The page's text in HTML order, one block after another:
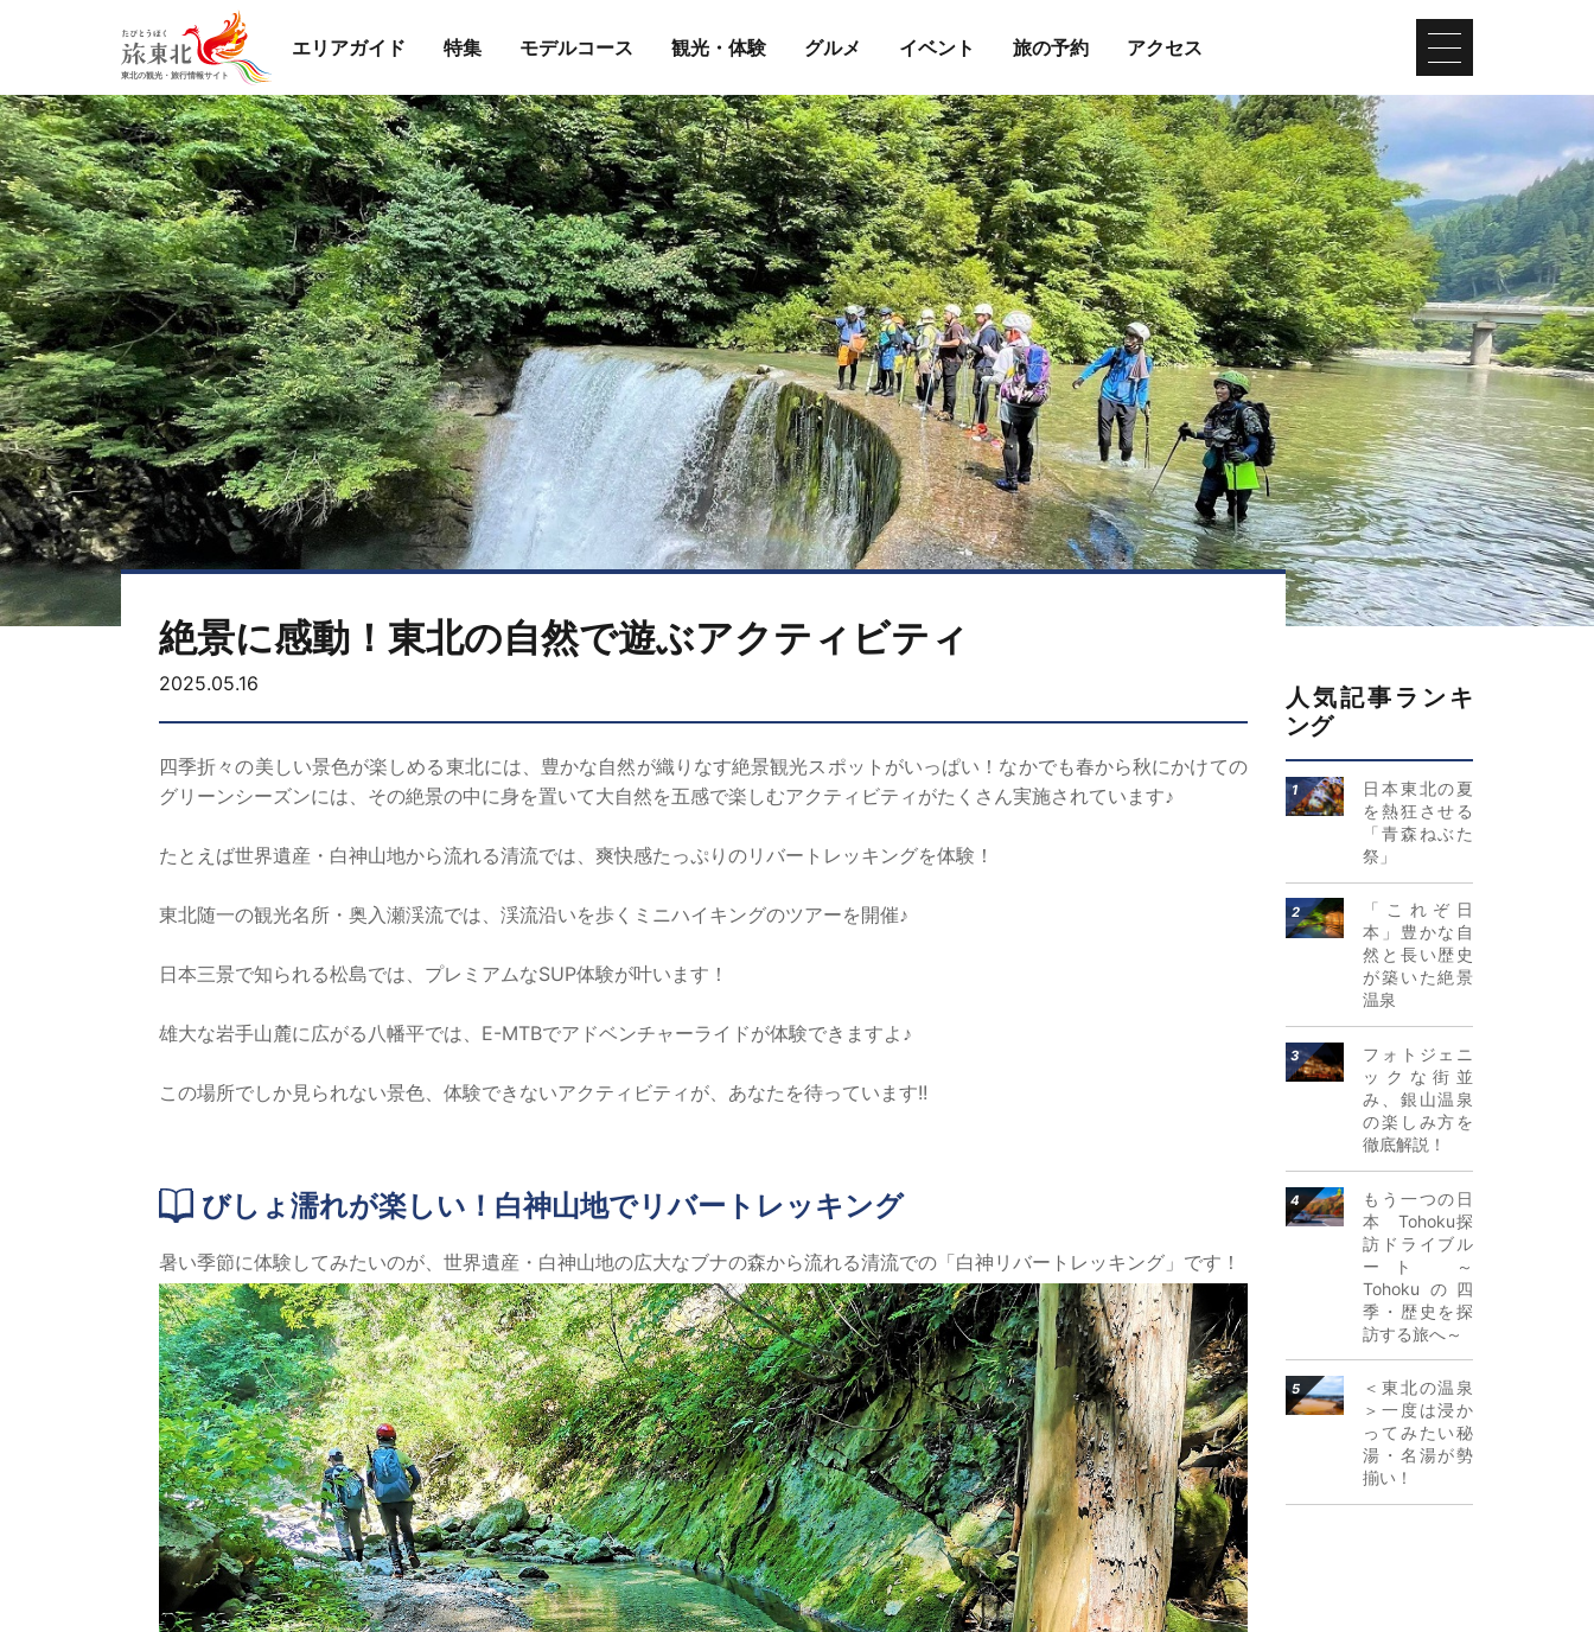
エリアガイド 特集 モデルコース 観光・体験 グルメ イベント 旅の予約 アクセス
絶景に感動！東北の自然で遊ぶアクティビティ
2025.05.16
四季折々の美しい景色が楽しめる東北には、豊かな自然が織りなす絶景観光スポットがいっぱい！なかでも春から秋にかけての
グリーンシーズンには、その絶景の中に身を置いて大自然を五感で楽しむアクティビティがたくさん実施されています♪
たとえば世界遺産・白神山地から流れる清流では、爽快感たっぷりのリバートレッキングを体験！
東北随一の観光名所・奥入瀬渓流では、渓流沿いを歩くミニハイキングのツアーを開催♪
日本三景で知られる松島では、プレミアムなSUP体験が叶います！
雄大な岩手山麓に広がる八幡平では、E-MTBでアドベンチャーライドが体験できますよ♪
この場所でしか見られない景色、体験できないアクティビティが、あなたを待っています!!
びしょ濡れが楽しい！白神山地でリバートレッキング
暑い季節に体験してみたいのが、世界遺産・白神山地の広大なブナの森から流れる清流での「白神リバートレッキング」です！
人気記事ランキ
ング
日本東北の夏
を熱狂させる
「青森ねぶた
祭」
詳細はこちら
「これぞ日
本」豊かな自
然と長い歴史
が築いた絶景
温泉
詳細はこちら
フォトジェニ
ックな街並
み、銀山温泉
の楽しみ方を
徹底解説！
詳細はこちら
もう一つの日
本 Tohoku探
訪ドライブル
ート ～
Tohokuの四
季・歴史を探
訪する旅へ～
詳細はこちら
＜東北の温泉
＞一度は浸か
ってみたい秘
湯・名湯が勢
揃い！
詳細はこちら